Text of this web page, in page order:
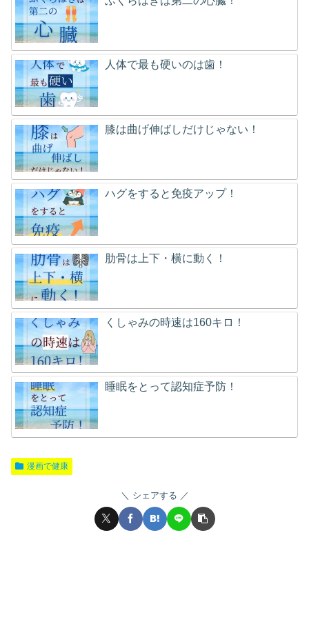
人体で最も硬いのは歯！
膝は曲げ伸ばしだけじゃない！
ハグをすると免疫アップ！
肋骨は上下・横に動く！
くしゃみの時速は160キロ！
睡眠をとって認知症予防！
漫画で健康
シェアする